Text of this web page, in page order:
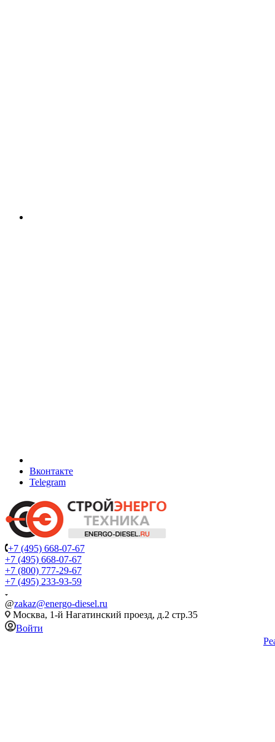
Вконтакте
Telegram
+7 (495) 668-07-67
+7 (495) 668-07-67
+7 (800) 777-29-67
+7 (495) 233-93-59
@zakaz@energo-diesel.ru
Москва, 1-й Нагатинский проезд, д.2 стр.35
Войти